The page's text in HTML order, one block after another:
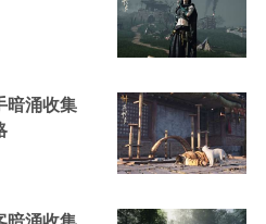
暗涌收集